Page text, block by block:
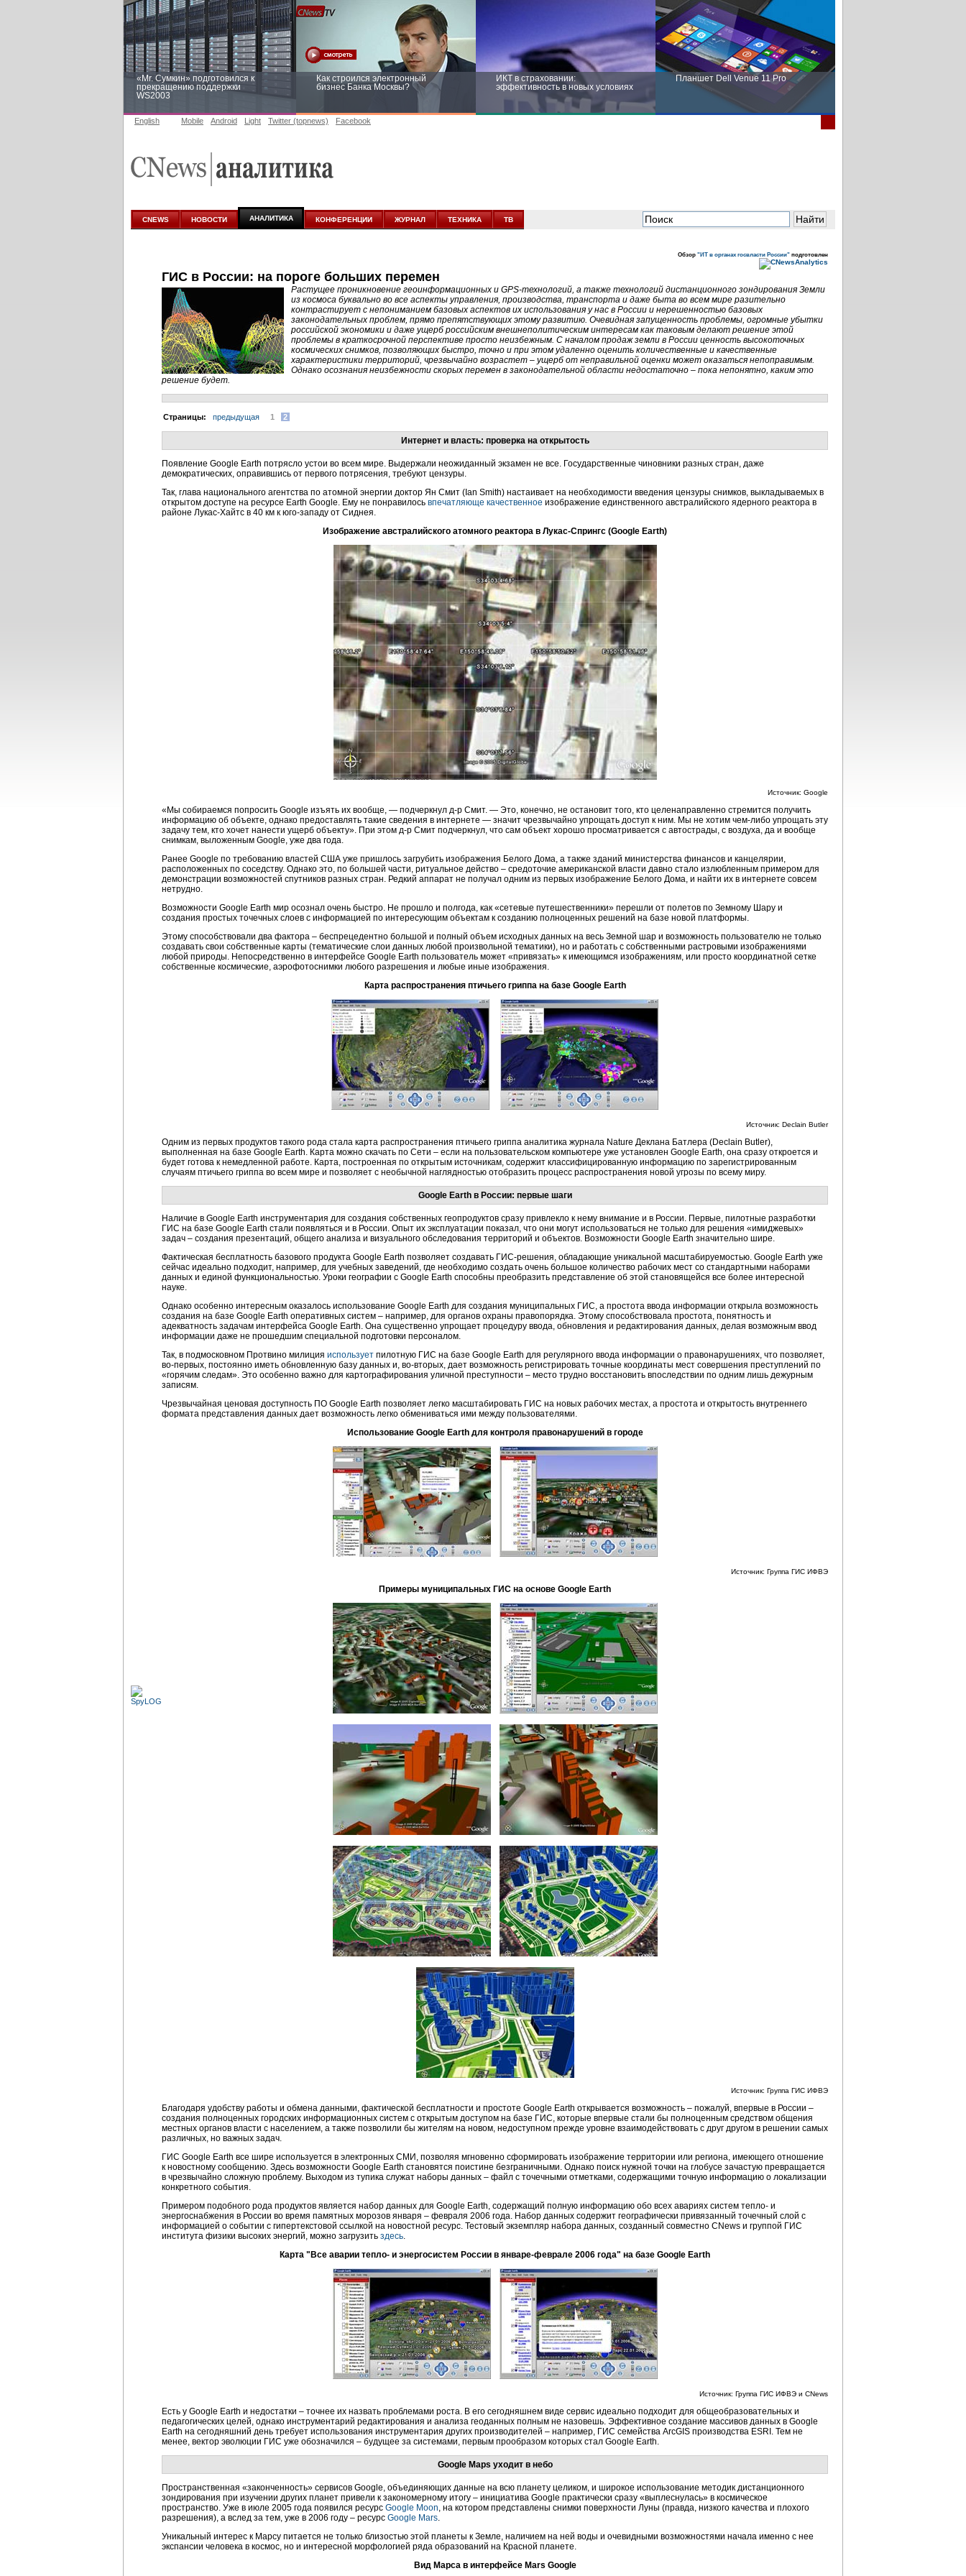
«Mr. Сумкин» подготовился к
прекращению поддержки
WS2003
Как строился электронный
бизнес Банка Москвы?
ИКТ в страховании:
эффективность в новых условиях
Планшет Dell Venue 11 Pro
аналитике
новых условиях
English Mobile Android Light Twitter (topnews) Facebook
CNEWS НОВОСТИ АНАЛИТИКА КОНФЕРЕНЦИИ ЖУРНАЛ ТЕХНИКА ТВ
Обзор "ИТ в органах госвласти России" подготовлен
ГИС в России: на пороге больших перемен
Растущее проникновение геоинформационных и GPS-технологий, а также технологий дистанционного зондирования Земли
из космоса буквально во все аспекты управления, производства, транспорта и даже быта во всем мире разительно
контрастирует с непониманием базовых аспектов их использования у нас в России и нерешенностью базовых
законодательных проблем, прямо препятствующих этому развитию. Очевидная запущенность проблемы, огромные убытки
российской экономики и даже ущерб российским внешнеполитическим интересам как таковым делают решение этой
проблемы в краткосрочной перспективе просто неизбежным. С началом продаж земли в России ценность высокоточных
космических снимков, позволяющих быстро, точно и при этом удаленно оценить количественные и качественные
характеристики территорий, чрезвычайно возрастет – ущерб от неправильной оценки может оказаться непоправимым.
Однако осознания неизбежности скорых перемен в законодательной области недостаточно – пока непонятно, каким это
решение будет.
Cтраницы: предыдущая 1 2
Интернет и власть: проверка на открытость
Появление Google Earth потрясло устои во всем мире. Выдержали неожиданный экзамен не все. Государственные чиновники разных стран, даже
демократических, оправившись от первого потрясения, требуют цензуры.
Так, глава национального агентства по атомной энергии доктор Ян Смит (Ian Smith) настаивает на необходимости введения цензуры снимков, выкладываемых в
открытом доступе на ресурсе Earth Google. Ему не понравилось впечатляюще качественное изображение единственного австралийского ядерного реактора в
районе Лукас-Хайтс в 40 км к юго-западу от Сиднея.
Изображение австралийского атомного реактора в Лукас-Спрингс (Google Earth)
Источник: Google
«Мы собираемся попросить Google изъять их вообще, — подчеркнул д-р Смит. — Это, конечно, не остановит того, кто целенаправленно стремится получить
информацию об объекте, однако предоставлять такие сведения в интернете — значит чрезвычайно упрощать доступ к ним. Мы не хотим чем-либо упрощать эту
задачу тем, кто хочет нанести ущерб объекту». При этом д-р Смит подчеркнул, что сам объект хорошо просматривается с автострады, с воздуха, да и вообще
снимкам, выложенным Google, уже два года.
Ранее Google по требованию властей США уже пришлось загрубить изображения Белого Дома, а также зданий министерства финансов и канцелярии,
расположенных по соседству. Однако это, по большей части, ритуальное действо – средоточие американской власти давно стало излюбленным примером для
демонстрации возможностей спутников разных стран. Редкий аппарат не получал одним из первых изображение Белого Дома, и найти их в интернете совсем
нетрудно.
Возможности Google Earth мир осознал очень быстро. Не прошло и полгода, как «сетевые путешественники» перешли от полетов по Земному Шару и
создания простых точечных слоев с информацией по интересующим объектам к созданию полноценных решений на базе новой платформы.
Этому способствовали два фактора – беспрецедентно большой и полный объем исходных данных на весь Земной шар и возможность пользователю не только
создавать свои собственные карты (тематические слои данных любой произвольной тематики), но и работать с собственными растровыми изображениями
любой природы. Непосредственно в интерфейсе Google Earth пользователь может «привязать» к имеющимся изображениям, или просто координатной сетке
собственные космические, аэрофотоснимки любого разрешения и любые иные изображения.
Карта распространения птичьего гриппа на базе Google Earth
Источник: Declain Butler
Одним из первых продуктов такого рода стала карта распространения птичьего гриппа аналитика журнала Nature Деклана Батлера (Declain Butler),
выполненная на базе Google Earth. Карта можно скачать по Сети – если на пользовательском компьютере уже установлен Google Earth, она сразу откроется и
будет готова к немедленной работе. Карта, построенная по открытым источникам, содержит классифицированную информацию по зарегистрированным
случаям птичьего гриппа во всем мире и позволяет с необычной наглядностью отобразить процесс распространения новой угрозы по всему миру.
Google Earth в России: первые шаги
Наличие в Google Earth инструментария для создания собственных геопродуктов сразу привлекло к нему внимание и в России. Первые, пилотные разработки
ГИС на базе Google Earth стали появляться и в России. Опыт их эксплуатации показал, что они могут использоваться не только для решения «имиджевых»
задач – создания презентаций, общего анализа и визуального обследования территорий и объектов. Возможности Google Earth значительно шире.
Фактическая бесплатность базового продукта Google Earth позволяет создавать ГИС-решения, обладающие уникальной масштабируемостью. Google Earth уже
сейчас идеально подходит, например, для учебных заведений, где необходимо создать очень большое количество рабочих мест со стандартными наборами
данных и единой функциональностью. Уроки географии с Google Earth способны преобразить представление об этой становящейся все более интересной
науке.
Однако особенно интересным оказалось использование Google Earth для создания муниципальных ГИС, а простота ввода информации открыла возможность
создания на базе Google Earth оперативных систем – например, для органов охраны правопорядка. Этому способствовала простота, понятность и
адекватность задачам интерфейса Google Earth. Она существенно упрощает процедуру ввода, обновления и редактирования данных, делая возможным ввод
информации даже не прошедшим специальной подготовки персоналом.
Так, в подмосковном Протвино милиция использует пилотную ГИС на базе Google Earth для регулярного ввода информации о правонарушениях, что позволяет,
во-первых, постоянно иметь обновленную базу данных и, во-вторых, дает возможность регистрировать точные координаты мест совершения преступлений по
«горячим следам». Это особенно важно для картографирования уличной преступности – место трудно восстановить впоследствии по одним лишь дежурным
записям.
Чрезвычайная ценовая доступность ПО Google Earth позволяет легко масштабировать ГИС на новых рабочих местах, а простота и открытость внутреннего
формата представления данных дает возможность легко обмениваться ими между пользователями.
Использование Google Earth для контроля правонарушений в городе
Источник: Группа ГИС ИФВЭ
Примеры муниципальных ГИС на основе Google Earth
Источник: Группа ГИС ИФВЭ
Благодаря удобству работы и обмена данными, фактической бесплатности и простоте Google Earth открывается возможность – пожалуй, впервые в России –
создания полноценных городских информационных систем с открытым доступом на базе ГИС, которые впервые стали бы полноценным средством общения
местных органов власти с населением, а также позволили бы жителям на новом, недоступном прежде уровне взаимодействовать с друг другом в решении самых
различных, но важных задач.
ГИС Google Earth все шире используется в электронных СМИ, позволяя мгновенно сформировать изображение территории или региона, имеющего отношение
к новостному сообщению. Здесь возможности Google Earth становятся поистине безграничными. Однако поиск нужной точки на глобусе зачастую превращается
в чрезвычайно сложную проблему. Выходом из тупика служат наборы данных – файл с точечными отметками, содержащими точную информацию о локализации
конкретного события.
Примером подобного рода продуктов является набор данных для Google Earth, содержащий полную информацию обо всех авариях систем тепло- и
энергоснабжения в России во время памятных морозов января – февраля 2006 года. Набор данных содержит географически привязанный точечный слой с
информацией о событии с гипертекстовой ссылкой на новостной ресурс. Тестовый экземпляр набора данных, созданный совместно CNews и группой ГИС
института физики высоких энергий, можно загрузить здесь.
Карта "Все аварии тепло- и энергосистем России в январе-феврале 2006 года" на базе Google Earth
Источник: Группа ГИС ИФВЭ и CNews
Есть у Google Earth и недостатки – точнее их назвать проблемами роста. В его сегодняшнем виде сервис идеально подходит для общеобразовательных и
педагогических целей, однако инструментарий редактирования и анализа геоданных полным не назовешь. Эффективное создание массивов данных в Google
Earth на сегодняшний день требует использования инструментария других производителей – например, ГИС семейства ArcGIS производства ESRI. Тем не
менее, вектор эволюции ГИС уже обозначился – будущее за системами, первым прообразом которых стал Google Earth.
Google Maps уходит в небо
Пространственная «законченность» сервисов Google, объединяющих данные на всю планету целиком, и широкое использование методик дистанционного
зондирования при изучении других планет привели к закономерному итогу – инициатива Google практически сразу «выплеснулась» в космическое
пространство. Уже в июле 2005 года появился ресурс Google Moon, на котором представлены снимки поверхности Луны (правда, низкого качества и плохого
разрешения), а вслед за тем, уже в 2006 году – ресурс Google Mars.
Уникальный интерес к Марсу питается не только близостью этой планеты к Земле, наличием на ней воды и очевидными возможностями начала именно с нее
экспансии человека в космос, но и интересной морфологией ряда образований на Красной планете.
Вид Марса в интерфейсе Mars Google